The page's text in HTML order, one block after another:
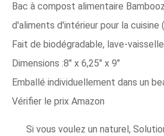
Bac à compost alimentaire
d'aliments d'intérieur pour la cuisine
Fait de biodégradable, lave-
Dimensions :8" x 6,25" x 9"
Emballé individuellement dans un
Vérifier le prix Amazon
Si vous voulez un naturel,